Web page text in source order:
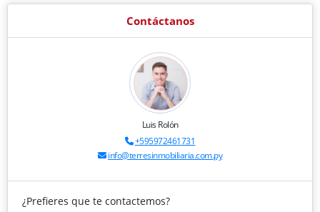
Contáctanos
Luis Rolón
+595972461731
info@terresinmobiliaria.com.py
¿Prefieres que te contactemos?